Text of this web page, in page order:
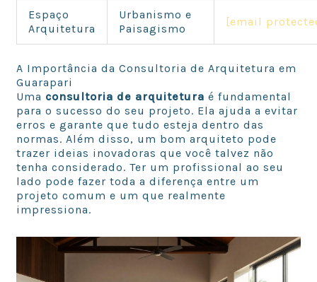
Espaço
Arquitetura
Urbanismo e
Paisagismo
[email
A Importância da Consultoria de Arquitetura em
Guarapari
Uma consultoria de arquitetura é fundamental
para o sucesso do seu projeto. Ela ajuda a evitar
erros e garante que tudo esteja dentro das
normas. Além disso, um bom arquiteto pode
trazer ideias inovadoras que você talvez não
tenha considerado. Ter um profissional ao seu
lado pode fazer toda a diferença entre um
projeto comum e um que realmente
impressiona.